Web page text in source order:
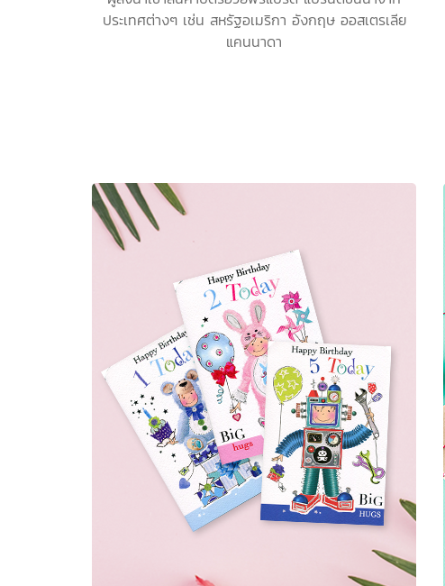
ประเทศต่างๆ เช่น สหรัฐอเมริกา อังกฤษ ออสเตรเลีย
แคนนาดา